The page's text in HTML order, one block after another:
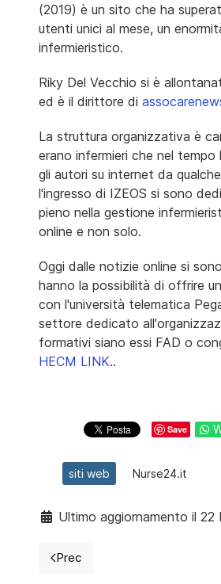
(2019) è un sito che ha
utenti unici al mese, un
infermieristico.
Riky Del Vecchio si è
ed è il dirittore di
La struttura organizzativa è
erano infermieri che nel
gli autori su internet da
l'ingresso di IZEOS si sono
pieno nella gestione
online e non solo.
Oggi dalle notizie online si
hanno la possibilità di offrire
con l'università telematica
settore dedicato
formativi siano essi FAD o
HECM LINK..
Save
siti web Nurse24.it
Ultimo aggiornamento il 22
Articolo precedente: Forum
Prec